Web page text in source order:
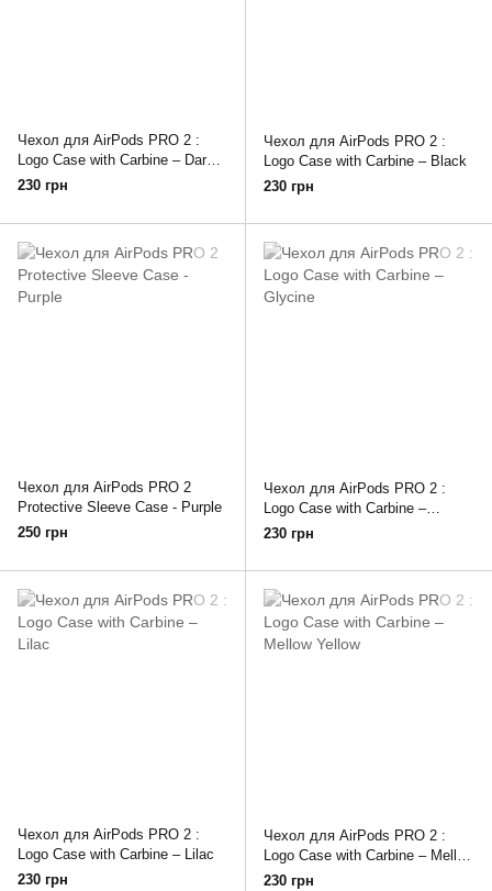
Чехол для AirPods PRO 2 :
Logo Case with Carbine – Dark
Red
230 грн
Чехол для AirPods PRO 2 :
Logo Case with Carbine – Black
230 грн
Чехол для AirPods PRO 2
Protective Sleeve Case - Purple
250 грн
Чехол для AirPods PRO 2 :
Logo Case with Carbine –
Glycine
230 грн
Чехол для AirPods PRO 2 :
Logo Case with Carbine – Lilac
230 грн
Чехол для AirPods PRO 2 :
Logo Case with Carbine – Mellow
Yellow
230 грн